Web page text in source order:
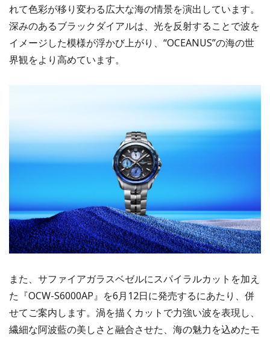
れて色彩が移り変わる広大な海の情景を演出しています。
深みのあるブラックダイアルは、光を反射することで波を
イメージした模様が浮かび上がり、“OCEANUS”の海の世
界観をより高めています。
また、サファイアガラスベゼルにスパイラルカットを加え
た『OCW-S6000AP』を6月12日に発売するにあたり、併
せてご案内します。渦を描くカットで力強い波を表現し、
繊細な阿波藍の美しさと融合させた、海の魅力を込めたモ